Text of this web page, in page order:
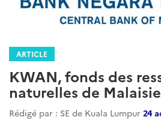
ARTICLE
KWAN, fonds des
naturelles de Malaisie
Rédigé par : SE de Kuala Lumpur 24